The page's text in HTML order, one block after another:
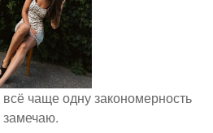
чаще одну закономерность
замечаю.